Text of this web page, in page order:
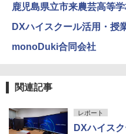
鹿児島県立市来農芸高等
DXハイスクール活用・授
monoDuki合同会社
関連記事
レポート
DXハイス